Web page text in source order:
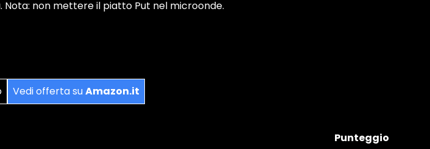
Nota: non mettere il piatto Put nel microonde.
Vedi offerta suAmazon.it
Punteggio